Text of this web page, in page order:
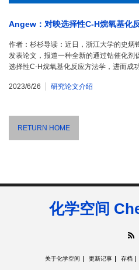
Angew：对映选择性C-H烷氧基化
作者：杉杉导读：近日，浙江大学的史炳
发表论文，报道一种全新的通过钴催化
选择性C-H烷氧基化反应方法学，进而成
2023/6/26 研究论文介绍
RETURN HOME
化学空间
关于化学空间 更新记事 存档